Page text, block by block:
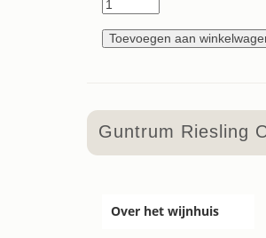
Guntrum Riesling
Over het wijnhuis